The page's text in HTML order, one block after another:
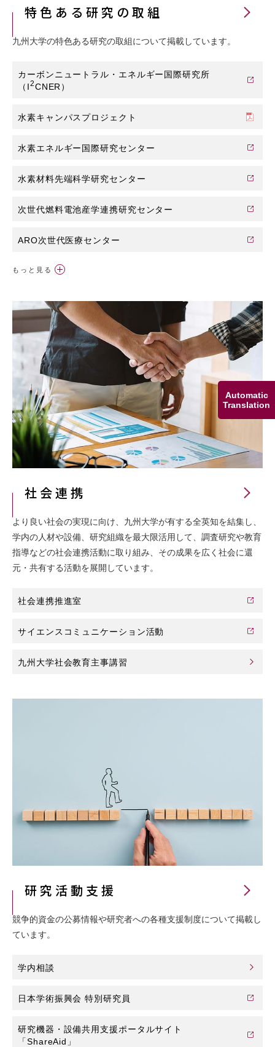
Automatic
Translation
特色ある研究の取組
九州大学の特色ある研究の取組について掲載しています。
カーボンニュートラル・エネルギー国際研究所
（I2CNER）
水素キャンパスプロジェクト
水素エネルギー国際研究センター
水素材料先端科学研究センター
次世代燃料電池産学連携研究センター
ARO次世代医療センター
久山町研究
JST-ERATO安達分子エキシトン工学プロジェクト
持続的共進化地域創成拠点
もっと見る
社会連携
より良い社会の実現に向け、九州大学が有する全英知を結集し、
学内の人材や設備、研究組織を最大限活用して、調査研究や教育
指導などの社会連携活動に取り組み、その成果を広く社会に還
元・共有する活動を展開しています。
社会連携推進室
サイエンスコミュニケーション活動
九州大学社会教育主事講習
研究活動支援
競争的資金の公募情報や研究者への各種支援制度について掲載し
ています。
学内相談
日本学術振興会 特別研究員
研究機器・設備共用支援ポータルサイト
「ShareAid」